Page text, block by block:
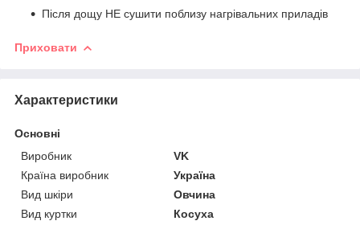
Після дощу НЕ сушити поблизу нагрівальних приладів
Приховати
Характеристики
Основні
Виробник
VK
Країна виробник
Україна
Вид шкіри
Овчина
Вид куртки
Косуха